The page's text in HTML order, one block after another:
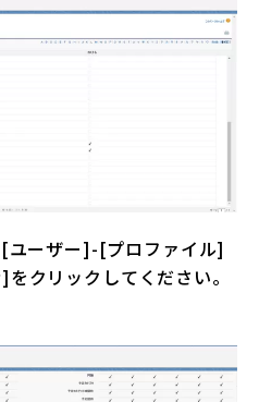
ーザー]-[プロファイル]
クリックしてください。